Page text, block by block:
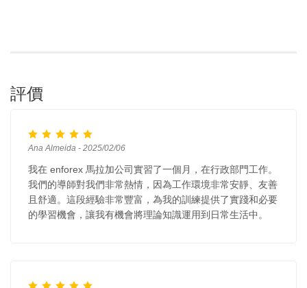
評價
Ana Almeida - 2025/02/06
我在 enforex 馬拉加公司實習了一個月，在行政部門工作。
我們的導師對我們非常熱情，因為工作環境非常安靜、友善
且舒適。這段經驗非常豐富，為我的訓練提供了實踐和必要
的學習機會，讓我有機會將理論知識運用到日常生活中。